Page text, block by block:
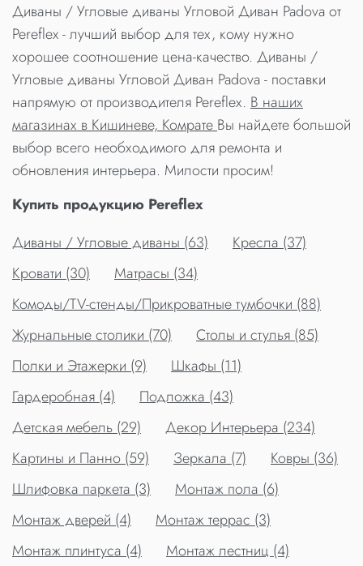
Диваны / Угловые диваны Угловой Диван Padova от
Pereflex - лучший выбор для тех, кому нужно
хорошее соотношение цена-качество. Диваны /
Угловые диваны Угловой Диван Padova - поставки
напрямую от производителя Pereflex. В наших
магазинах в Кишиневе, КомратеВы найдете большой
выбор всего необходимого для ремонта и
обновления интерьера. Милости просим!
Купить продукцию Pereflex
Диваны / Угловые диваны (63)
Кресла (37)
Кровати (30)
Матрасы (34)
Комоды/TV-стенды/Прикроватные тумбочки (88)
Журнальные столики (70)
Столы и стулья (85)
Полки и Этажерки (9)
Шкафы (11)
Гардеробная (4)
Подложка (43)
Детская мебель (29)
Декор Интерьера (234)
Картины и Панно (59)
Зеркала (7)
Ковры (36)
Шлифовка паркета (3)
Монтаж пола (6)
Монтаж дверей (4)
Монтаж террас (3)
Монтаж плинтуса (4)
Монтаж лестниц (4)